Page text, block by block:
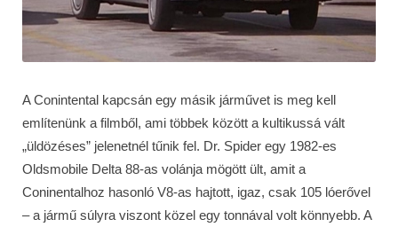
A Conintental kapcsán egy másik járművet is meg kell
említenünk a filmből, ami többek között a kultikussá vált
„üldözéses” jelenetnél tűnik fel. Dr. Spider egy 1982-es
Oldsmobile Delta 88-as volánja mögött ült, amit a
Coninentalhoz hasonló V8-as hajtott, igaz, csak 105 lóerővel
– a jármű súlyra viszont közel egy tonnával volt könnyebb. A